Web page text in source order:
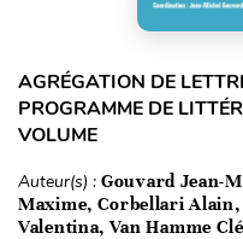
AGRÉGATION DE
PROGRAMME DE
VOLUME
Auteur(s) : Gouvard Jean-
Maxime, Corbellari
Valentina, Van Hamme